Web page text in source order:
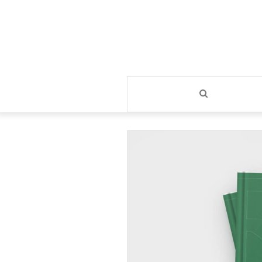
بحث
عن